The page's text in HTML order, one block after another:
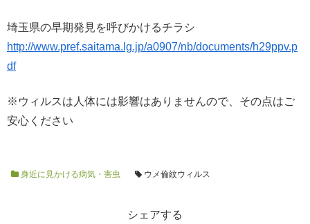
埼玉県の早期発見を呼びかけるチラシ
http://www.pref.saitama.lg.jp/a0907/nb/documents/h29ppv.p
df
※ウィルスは人体には影響はありませんので、その点はご
安心ください
身近に見かける病気・害虫 ウメ倫紋ウィルス
シェアする